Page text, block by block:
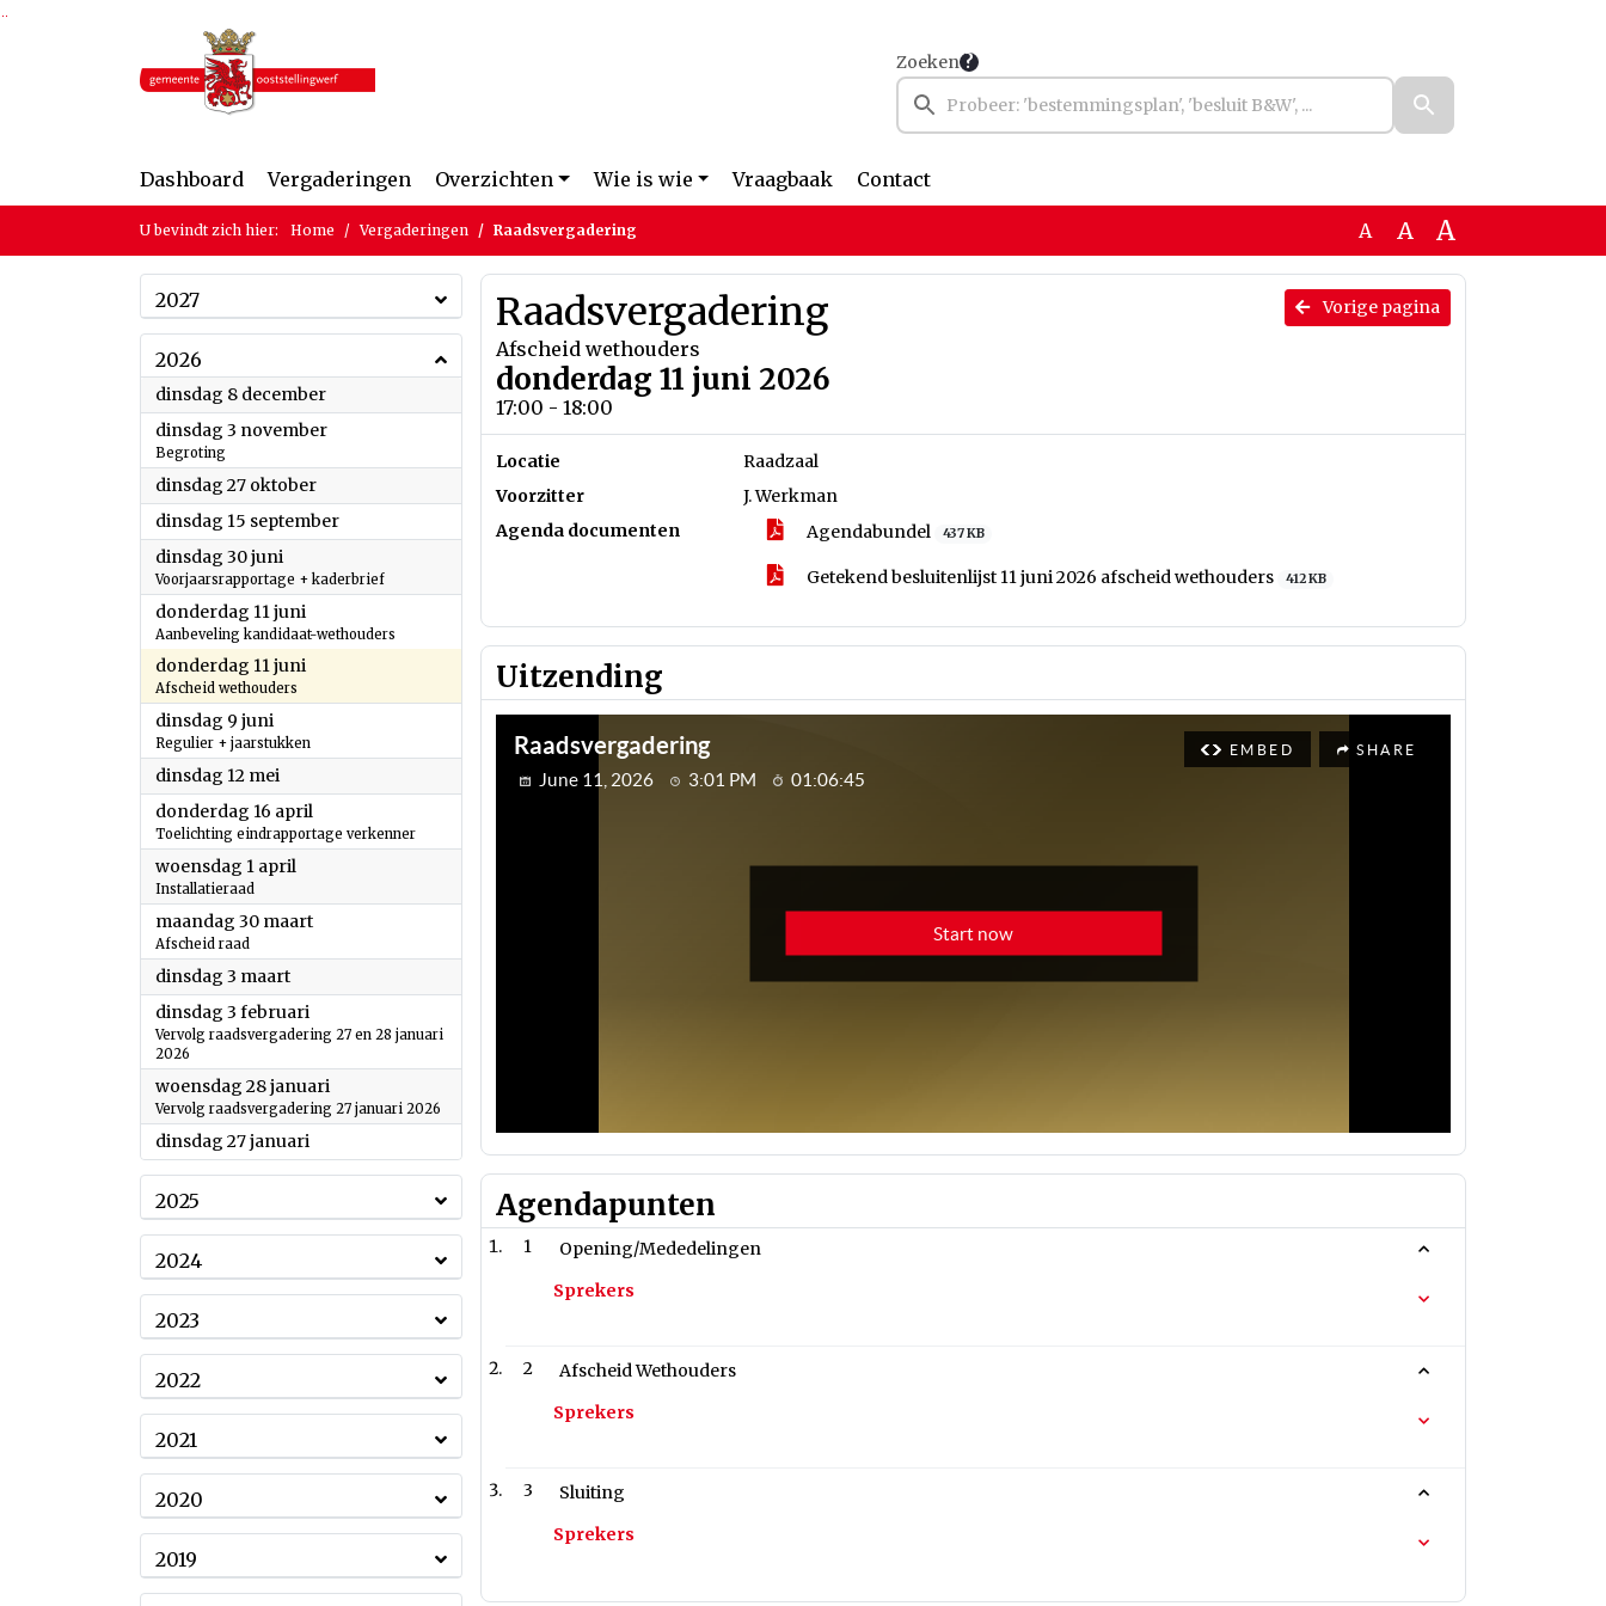
Ga naar de inhoud van deze pagina
Zoeken
Dashboard Vergaderingen Overzichten Wie is wie Vraagbaak Contact
U bevindt zich hier: Home Vergaderingen Raadsvergadering A A A
2027
2026
dinsdag 8 december2026
dinsdag 3 november2026
Begroting
dinsdag 27 oktober2026
dinsdag 15 september2026
dinsdag 30 juni
Voorjaarsrapportage + kaderbrief
donderdag 11 juni
Aanbeveling kandidaat-wethouders
donderdag 11 juni
Afscheid wethouders
dinsdag 9 juni
Regulier + jaarstukken
dinsdag 12 mei
donderdag 16 april
Toelichting eindrapportage verkenner
woensdag 1 april
Installatieraad
maandag 30 maart2026
Afscheid raad
dinsdag 3 maart2026
dinsdag 3 februari
Vervolg raadsvergadering 27 en 28 januari
2026
woensdag 28 januari
Vervolg raadsvergadering 27 januari 2026
dinsdag 27 januari
2025
2024
2023
2022
2021
2020
2019
Vorige pagina
Raadsvergadering
Afscheid wethouders
donderdag 11 juni 2026
17:00 - 18:00
Locatie
Raadzaal
Voorzitter
J. Werkman
Agenda documenten
Agendabundel 437 KB
Getekend besluitenlijst 11 juni 2026 afscheid wethouders 412 KB
Uitzending
Agendapunten
1
Opening/Mededelingen
Sprekers
2
Afscheid Wethouders
Sprekers
3
Sluiting
Sprekers